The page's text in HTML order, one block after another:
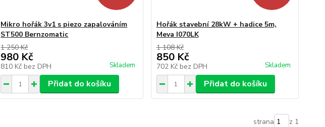
Mikro hořák 3v1 s piezo zapalováním
ST500 Bernzomatic
1 250 Kč
980 Kč
810 Kč bez DPH Skladem
Přidat do košíku
Hořák stavební 28kW + hadice 5m,
Meva I070LK
1 108 Kč
850 Kč
702 Kč bez DPH Skladem
Přidat do košíku
strana z 1